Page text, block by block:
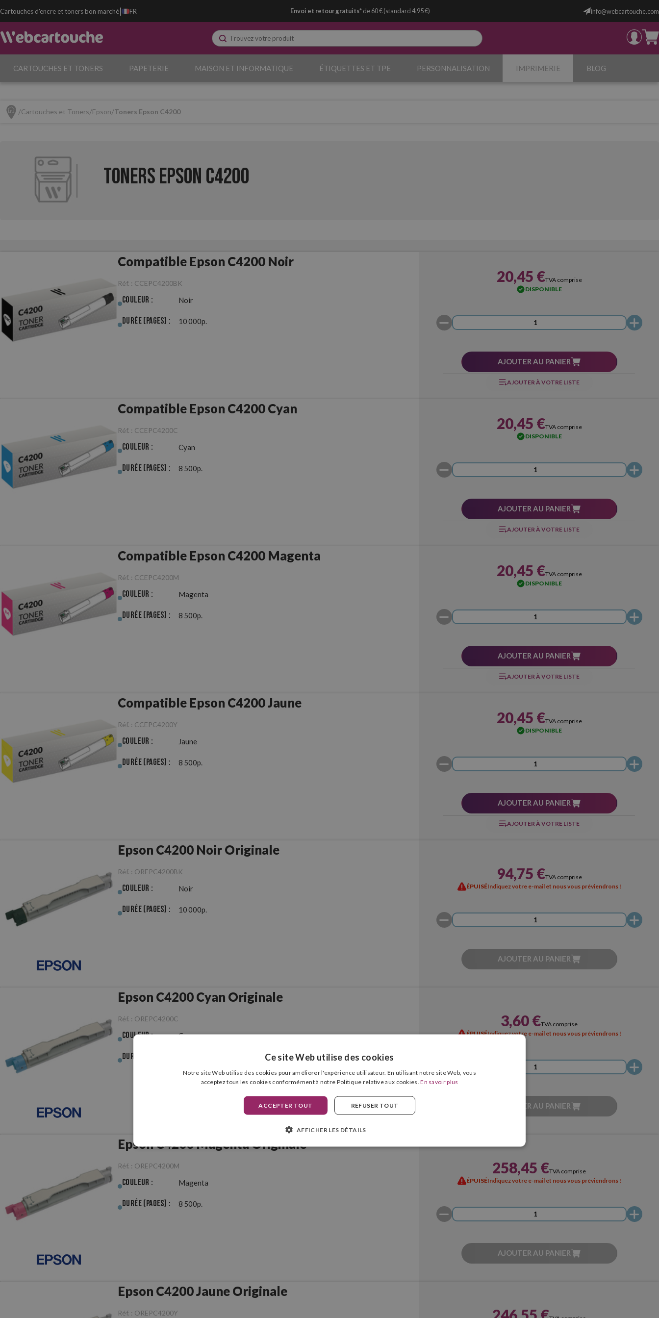
Cartouches d'encre et toners bon marché| FR Envoi et retour gratuits*de 60 € (standard 4,95 €) info@webcartouche.com
CARTOUCHES ET TONERS PAPETERIE MAISON ET INFORMATIQUE ÉTIQUETTES ET TPE PERSONNALISATION IMPRIMERIE BLOG
Cartouches et Toners Epson Toners Epson C4200
Toners Epson C4200
Compatible Epson C4200 Noir
Réf. : CCEPC4200BK
Couleur : Noir
Durée (pages) : 10 000p.
20,45 €TVA comprise
DISPONIBLE
AJOUTER AU PANIER
AJOUTER À VOTRE LISTE
Compatible Epson C4200 Cyan
Réf. : CCEPC4200C
Couleur : Cyan
Durée (pages) : 8 500p.
20,45 €TVA comprise
DISPONIBLE
AJOUTER AU PANIER
AJOUTER À VOTRE LISTE
Compatible Epson C4200 Magenta
Réf. : CCEPC4200M
Couleur : Magenta
Durée (pages) : 8 500p.
20,45 €TVA comprise
DISPONIBLE
AJOUTER AU PANIER
AJOUTER À VOTRE LISTE
Compatible Epson C4200 Jaune
Réf. : CCEPC4200Y
Couleur : Jaune
Durée (pages) : 8 500p.
20,45 €TVA comprise
DISPONIBLE
AJOUTER AU PANIER
AJOUTER À VOTRE LISTE
Epson C4200 Noir Originale
Réf. : OREPC4200BK
Couleur : Noir
Durée (pages) : 10 000p.
94,75 €TVA comprise
ÉPUISÉIndiquez votre e-mail et nous vous préviendrons !
AJOUTER AU PANIER
Epson C4200 Cyan Originale
Réf. : OREPC4200C
Couleur : Cyan
Durée (pages) :
3,60 €TVA comprise
ÉPUISÉIndiquez votre e-mail et nous vous préviendrons !
AJOUTER AU PANIER
Epson C4200 Magenta Originale
Réf. : OREPC4200M
Couleur : Magenta
Durée (pages) : 8 500p.
258,45 €TVA comprise
ÉPUISÉIndiquez votre e-mail et nous vous préviendrons !
AJOUTER AU PANIER
Epson C4200 Jaune Originale
Réf. : OREPC4200Y
Ce site Web utilise des cookies
Notre site Web utilise des cookies pour améliorer l'expérience utilisateur. En utilisant notre site Web, vous
acceptez tous les cookies conformément à notre Politique relative aux cookies.En savoir plus
ACCEPTER TOUT REFUSER TOUT
AFFICHER LES DÉTAILS